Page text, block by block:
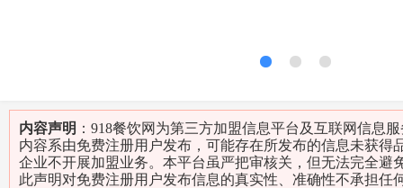
内容声明 ：918餐饮网为第三方加盟信息平台及互联网信息
内容系由免费注册用户发布，可能存在所发布的信息未获得
企业不开展加盟业务。本平台虽严把审核关，但无法完全避
此声明对免费注册用户发布信息的真实性、准确性不承担任